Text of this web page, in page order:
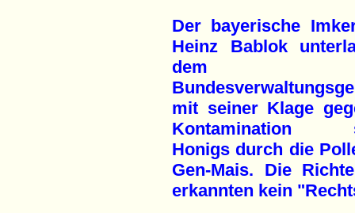
Der bayerische
Heinz Bablok
dem
mit seiner Klage
Kontamination
Honigs durch die
Gen-Mais. Die
erkannten kein